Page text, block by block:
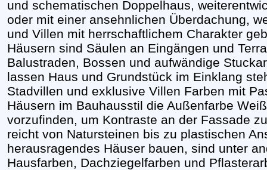
und schematischen Doppelhaus,
oder mit einer ansehnlichen Überdachung,
und Villen mit herrschaftlichem Charakter
Häusern sind Säulen an Eingängen und
Balustraden, Bossen und aufwändige
lassen Haus und Grundstück im Einklang
Stadvillen und exklusive Villen Farben mit
Häusern im Bauhausstil die Außenfarbe
vorzufinden, um Kontraste an der Fassade
reicht von Natursteinen bis zu plastischen
herausragendes Häuser bauen, sind unter
Hausfarben, Dachziegelfarben und